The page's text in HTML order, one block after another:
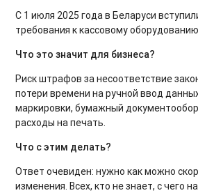
С 1 июля 2025 года в Беларуси
требования к кассовому
Что это значит для бизнеса?
Риск штрафов за несоответствие
потери времени на ручной ввод
маркировки, бумажный
расходы на печать.
Что с этим делать?
Ответ очевиден: нужно как можно
изменения. Всех, кто не знает, с чего